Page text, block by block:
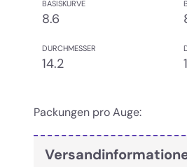
BASISKURVE
8.6
DURCHMESSER
14.2
Packungen pro Auge: